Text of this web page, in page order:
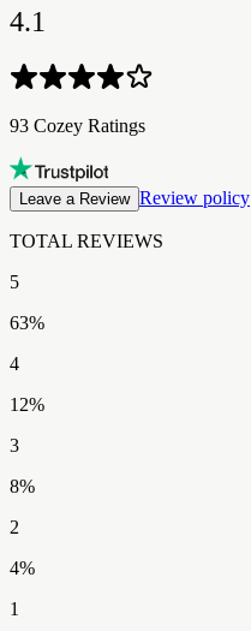
4.1
93 Cozey Ratings​​​​‌ ‍ ​‍​‍‌‍ ‌ ​‍‌‍‍‌‌‍‌ ‌‍‍‌‌‍ ‍​‍​‍​ ‍‍​‍​‍‌ ​ ‌‍​‌‌‍ ‍‌‍‍‌‌ ‌​‌ ‍‌​‍ ‍‌‍‍‌‌‍ ​‍​‍​‍ ​​‍​‍‌‍‍​‌ ​‍‌‍‌‌‌‍‌‍​‍​‍​ ‍‍​‍​‍‌‍‍​‌ ‌​‌ ‌​‌ ​​‌ ​ ​ ‍‍​‍ ​‍ ‌‍ ​‌‍ ‌‍​ ‌‍​‌‌‍ ​‌‍‍​‌‍ ‌ ​ ‌ ‌​​ ‍‍​ ​ ​ ​​​ ​​​ ​​​‍ ‌ ​ ‌ ‌​‌ ‌‌‌‍‌​‌‍‍‌‌‍ ​‍ ‌‍‍‌‌‍ ‍‌ ‌​‌‍‌‌‌‍ ‍‌ ‌​​‍ ‌‍‌‌‌‍‌​‌‍‍‌‌ ‌​​‍ ‌‍ ‌‌‍ ‌‍‌​‌‍‌‌​ ‌‌ ​​‌ ​‍‌‍‌‌‌ ​ ‌‍‌‌‌‍ ‍‌ ‌​‌‍​‌‌ ‌​‌‍‍‌‌‍ ‌‍ ‍​ ‍ ‌‍‍‌‌‍‌​​ ‌​ ‌‍​ ‍‌‌‍​ ​ ​ ‌‍​‌​ ‍​​ ‌ ‌‍​‍​‍ ‌‌‍‌‌​ ‌ ​ ‌​​ ‌​​‍ ‌​ ‌​‌‍‌‌​ ‌‌‌‍​‌​‍ ‌‌‍​‍​ ‌​​ ‌‍​ ‌​​‍ ‌‌‍‌​​ ‌‍​ ‌‌​ ‌ ‌‍​‍​ ‌ ​ ​ ​ ‍‌​ ‌​‌‍‌‌​ ​‌​ ​‍​ ‍ ‌ ‌​‌ ‍‌‌ ​​‌‍‌‌​ ‌‌ ​​‌‍‌​‌ ​​​ ‍ ‌ ​​‌‍​‌‌ ‌​‌‍‍​​ ‌‌ ‌‍‌‍​‌‌‍ ​‌ ‌‌‌‍‌‌‌​​‌‌‍‌​‌‍‌​‌‍‌‌‌‍‌​‌‌​ ‌‍‌‌‌‍​ ‌ ‌​‌‍‍‌‌‍ ‌‍ ‍‌ ​ ​‍‌‌​ ‌‌‌​​‍‌‌ ‌‍‍ ‌‍‌‌‌ ‍‌​‍‌‌​ ​ ‌​‌​​‍‌‌​ ​ ‌​‌​​‍‌‌​ ​‍​ ​‍​ ‌​​ ‍‌​ ​ ​ ‍​​ ‌ ​ ‌‌​ ​​​ ​‍​ ‍‌​ ‌‌‌‍‌‍​ ​‍​‍‌‌​ ​‍​ ​‍​‍‌‌​ ‌‌‌​‌​​‍ ‍‌ ​‍‌‍‌‌‌ ‌‍‌‍‍‌‌‍‌‌‌ ‌ ‌‌​ ‌ ‌‌‌‍ ‌‌‍ ‌‌‍​‌‌ ​‍‌ ‍‌‌‌‌​‌‍‌‌‌‍ ‌‌ ​​‌‍ ​‌‍​‌‌ ‌​‌‍‌‌​‍ ‍‌ ​ ‌ ‌‌‌‍ ‌‌‍ ‌‌‍​‌‌ ​‍‌ ‍‌‌​‌​‌‍​‌‌ ‌​‌‍​‌​‍ ‍‌ ‌​‌‍ ‌ ‌​‌‍​‌‌‍ ​‌‌​‍‌‍​‌‌ ‌​‌‍‍‌‌‍ ‍‌‍‌ ‌‌‌​‌‍‌‌‌ ‍​‌ ‌​​ ‌‍​‍‌‍​‌‌ ​ ‌‍‌‌‌‌‌‌‌ ​‍‌‍ ​​ ‌‌‍‍​‌ ‌​‌ ‌​‌ ​​‌ ​ ​‍‌‌​ ​ ‌​​‌​‍‌‌​ ​‍‌​‌‍​‍‌‌​ ​‍‌​‌‍‌‍ ​‌‍ ‌‍​ ‌‍​‌‌‍ ​‌‍‍​‌‍ ‌ ​ ‌ ‌​​‍‌‌​ ​ ‌​​‌​ ​ ​ ​​​ ​​​ ​​​‍‌‌​ ​‍‌​‌‍‌ ​ ‌ ‌​‌ ‌‌‌‍‌​‌‍‍‌‌‍ ​‍‌‍‌‍‍‌‌‍‌​​ ‌​ ‌‍​ ‍‌‌‍​ ​ ​ ‌‍​‌​ ‍​​ ‌ ‌‍​‍​‍ ‌‌‍‌‌​ ‌ ​ ‌​​ ‌​​‍ ‌​ ‌​‌‍‌‌​ ‌‌‌‍​‌​‍ ‌‌‍​‍​ ‌​​ ‌‍​ ‌​​‍ ‌‌‍‌​​ ‌‍​ ‌‌​ ‌ ‌‍​‍​ ‌ ​ ​ ​ ‍‌​ ‌​‌‍‌‌​ ​‌​ ​‍​‍‌‍‌ ‌​‌ ‍‌‌ ​​‌‍‌‌​ ‌‌ ​​‌‍‌​‌ ​​​‍‌‍‌ ​​‌‍​‌‌ ‌​‌‍‍​​ ‌‌ ‌‍‌‍​‌‌‍ ​‌ ‌‌‌‍‌‌‌​​‌‌‍‌​‌‍‌​‌‍‌‌‌‍‌​‌‌​ ‌‍‌‌‌‍​ ‌ ‌​‌‍‍‌‌‍ ‌‍ ‍‌ ​ ​‍‌‌​ ‌‌‌​​‍‌‌ ‌‍‍ ‌‍‌‌‌ ‍‌​‍‌‌​ ​ ‌​‌​​‍‌‌​ ​ ‌​‌​​‍‌‌​ ​‍​ ​‍​ ‌​​ ‍‌​ ​ ​ ‍​​ ‌ ​ ‌‌​ ​​​ ​‍​ ‍‌​ ‌‌‌‍‌‍​ ​‍​‍‌‌​ ​‍​ ​‍​‍‌‌​ ‌‌‌​‌​​‍ ‍‌ ​‍‌‍‌‌‌ ‌‍‌‍‍‌‌‍‌‌‌ ‌ ‌‌​ ‌ ‌‌‌‍ ‌‌‍ ‌‌‍​‌‌ ​‍‌ ‍‌‌‌‌​‌‍‌‌‌‍ ‌‌ ​​‌‍ ​‌‍​‌‌ ‌​‌‍‌‌​‍ ‍‌ ​ ‌ ‌‌‌‍ ‌‌‍ ‌‌‍​‌‌ ​‍‌ ‍‌‌​‌​‌‍​‌‌ ‌​‌‍​‌​‍ ‍‌ ‌​‌‍ ‌ ‌​‌‍​‌‌‍ ​‌‌​‍‌‍​‌‌ ‌​‌‍‍‌‌‍ ‍‌‍‌ ‌‌‌​‌‍‌‌‌ ‍​‌ ‌​​‍‌‍‌ ​​‌‍‌‌‌ ​‍‌ ​ ‌ ​​‌‍‌‌‌‍​ ‌ ‌​‌‍‍‌‌ ‌‍‌‍‌‌​ ‌‌ ​​‌ ‌‌‌‍​‍‌‍ ​‌‍‍‌‌ ​ ‌‍‍​‌‍‌‌‌‍‌​​‍​‍‌ ‌
Leave a Review Review policy
TOTAL REVIEWS​​​​‌ ‍ ​‍​‍‌‍ ‌ ​‍‌‍‍‌‌‍‌ ‌‍‍‌‌‍ ‍​‍​‍​ ‍‍​‍​‍‌ ​ ‌‍​‌‌‍ ‍‌‍‍‌‌ ‌​‌ ‍‌​‍ ‍‌‍‍‌‌‍ ​‍​‍​‍ ​​‍​‍‌‍‍​‌ ​‍‌‍‌‌‌‍‌‍​‍​‍​ ‍‍​‍​‍‌‍‍​‌ ‌​‌ ‌​‌ ​​‌ ​ ​ ‍‍​‍ ​‍ ‌‍ ​‌‍ ‌‍​ ‌‍​‌‌‍ ​‌‍‍​‌‍ ‌ ​ ‌ ‌​​ ‍‍​ ​ ​ ​​​ ​​​ ​​​‍ ‌ ​ ‌ ‌​‌ ‌‌‌‍‌​‌‍‍‌‌‍ ​‍ ‌‍‍‌‌‍ ‍‌ ‌​‌‍‌‌‌‍ ‍‌ ‌​​‍ ‌‍‌‌‌‍‌​‌‍‍‌‌ ‌​​‍ ‌‍ ‌‌‍ ‌‍‌​‌‍‌‌​ ‌‌ ​​‌ ​‍‌‍‌‌‌ ​ ‌‍‌‌‌‍ ‍‌ ‌​‌‍​‌‌ ‌​‌‍‍‌‌‍ ‌‍ ‍​ ‍ ‌‍‍‌‌‍‌​​ ‌​ ‌‍​ ‍‌‌‍​ ​ ​ ‌‍​‌​ ‍​​ ‌ ‌‍​‍​‍ ‌‌‍‌‌​ ‌ ​ ‌​​ ‌​​‍ ‌​ ‌​‌‍‌‌​ ‌‌‌‍​‌​‍ ‌‌‍​‍​ ‌​​ ‌‍​ ‌​​‍ ‌‌‍‌​​ ‌‍​ ‌‌​ ‌ ‌‍​‍​ ‌ ​ ​ ​ ‍‌​ ‌​‌‍‌‌​ ​‌​ ​‍​ ‍ ‌ ‌​‌ ‍‌‌ ​​‌‍‌‌​ ‌‌ ​​‌‍‌​‌ ​​​ ‍ ‌ ​​‌‍​‌‌ ‌​‌‍‍​​ ‌‌ ‌‍‌‍​‌‌‍ ​‌ ‌‌‌‍‌‌‌​​‌‌‍‌​‌‍‌​‌‍‌‌‌‍‌​‌‌​ ‌‍‌‌‌‍​ ‌ ‌​‌‍‍‌‌‍ ‌‍ ‍‌ ​ ​‍‌‌​ ‌‌‌​​‍‌‌ ‌‍‍ ‌‍‌‌‌ ‍‌​‍‌‌​ ​ ‌​‌​​‍‌‌​ ​ ‌​‌​​‍‌‌​ ​‍​ ​‍​ ‌​​ ‍‌​ ​ ​ ‍​​ ‌ ​ ‌‌​ ​​​ ​‍​ ‍‌​ ‌‌‌‍‌‍​ ​‍​‍‌‌​ ​‍​ ​‍​‍‌‌​ ‌‌‌​‌​​‍ ‍‌ ​‍‌‍‌‌‌ ‌‍‌‍‍‌‌‍‌‌‌ ‌ ‌‌​ ‌ ‌‌‌‍ ‌‌‍ ‌‌‍​‌‌ ​‍‌ ‍‌‌‌‌​‌‍‌‌‌‍ ‌‌ ​​‌‍ ​‌‍​‌‌ ‌​‌‍‌‌​‍ ‍‌‍​‍‌ ​‍‌‍‌‌‌‍​‌‌‍‍ ‌‍‌​‌‍ ‌ ‌ ‌‍ ‍‌​‌​‌‍​‌‌ ‌​‌‍​‌​‍ ‍‌ ‌​‌‍‍‌‌ ‌​‌‍ ​‌‍‌‌​ ‌‍​‍‌‍​‌‌ ​ ‌‍‌‌‌‌‌‌‌ ​‍‌‍ ​​ ‌‌‍‍​‌ ‌​‌ ‌​‌ ​​‌ ​ ​‍‌‌​ ​ ‌​​‌​‍‌‌​ ​‍‌​‌‍​‍‌‌​ ​‍‌​‌‍‌‍ ​‌‍ ‌‍​ ‌‍​‌‌‍ ​‌‍‍​‌‍ ‌ ​ ‌ ‌​​‍‌‌​ ​ ‌​​‌​ ​ ​ ​​​ ​​​ ​​​‍‌‌​ ​‍‌​‌‍‌ ​ ‌ ‌​‌ ‌‌‌‍‌​‌‍‍‌‌‍ ​‍‌‍‌‍‍‌‌‍‌​​ ‌​ ‌‍​ ‍‌‌‍​ ​ ​ ‌‍​‌​ ‍​​ ‌ ‌‍​‍​‍ ‌‌‍‌‌​ ‌ ​ ‌​​ ‌​​‍ ‌​ ‌​‌‍‌‌​ ‌‌‌‍​‌​‍ ‌‌‍​‍​ ‌​​ ‌‍​ ‌​​‍ ‌‌‍‌​​ ‌‍​ ‌‌​ ‌ ‌‍​‍​ ‌ ​ ​ ​ ‍‌​ ‌​‌‍‌‌​ ​‌​ ​‍​‍‌‍‌ ‌​‌ ‍‌‌ ​​‌‍‌‌​ ‌‌ ​​‌‍‌​‌ ​​​‍‌‍‌ ​​‌‍​‌‌ ‌​‌‍‍​​ ‌‌ ‌‍‌‍​‌‌‍ ​‌ ‌‌‌‍‌‌‌​​‌‌‍‌​‌‍‌​‌‍‌‌‌‍‌​‌‌​ ‌‍‌‌‌‍​ ‌ ‌​‌‍‍‌‌‍ ‌‍ ‍‌ ​ ​‍‌‌​ ‌‌‌​​‍‌‌ ‌‍‍ ‌‍‌‌‌ ‍‌​‍‌‌​ ​ ‌​‌​​‍‌‌​ ​ ‌​‌​​‍‌‌​ ​‍​ ​‍​ ‌​​ ‍‌​ ​ ​ ‍​​ ‌ ​ ‌‌​ ​​​ ​‍​ ‍‌​ ‌‌‌‍‌‍​ ​‍​‍‌‌​ ​‍​ ​‍​‍‌‌​ ‌‌‌​‌​​‍ ‍‌ ​‍‌‍‌‌‌ ‌‍‌‍‍‌‌‍‌‌‌ ‌ ‌‌​ ‌ ‌‌‌‍ ‌‌‍ ‌‌‍​‌‌ ​‍‌ ‍‌‌‌‌​‌‍‌‌‌‍ ‌‌ ​​‌‍ ​‌‍​‌‌ ‌​‌‍‌‌​‍ ‍‌‍​‍‌ ​‍‌‍‌‌‌‍​‌‌‍‍ ‌‍‌​‌‍ ‌ ‌ ‌‍ ‍‌​‌​‌‍​‌‌ ‌​‌‍​‌​‍ ‍‌ ‌​‌‍‍‌‌ ‌​‌‍ ​‌‍‌‌​‍‌‍‌ ​​‌‍‌‌‌ ​‍‌ ​ ‌ ​​‌‍‌‌‌‍​ ‌ ‌​‌‍‍‌‌ ‌‍‌‍‌‌​ ‌‌ ​​‌ ‌‌‌‍​‍‌‍ ​‌‍‍‌‌ ​ ‌‍‍​‌‍‌‌‌‍‌​​‍​‍‌ ‌
5
63%
4
12%
3
8%
2
4%
1